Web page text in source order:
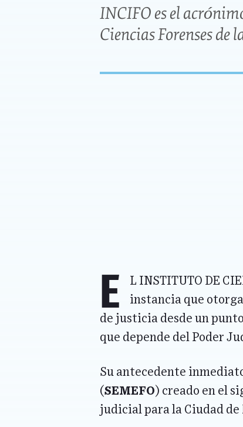
INCIFO es el
Ciencias Forenses de
E l Instituto de
instancia que
de justicia desde un
que depende del Poder
Su antecedente
(SEMEFO ) creado en el
judicial para la Ciudad de